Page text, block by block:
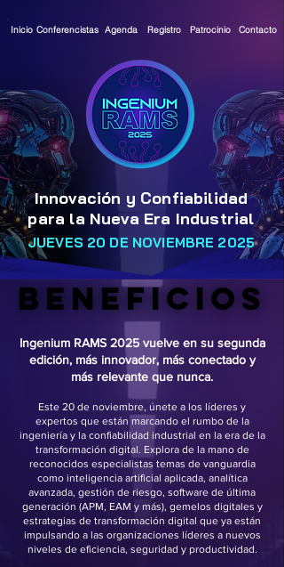
Innovación y Confiabilidad
para la Nueva Era Industrial
JUEVES 20 DE NOVIEMBRE 2025
Inicio Conferencistas Agenda Registro Patrocinio Contacto
BENEFICIOS
BENEFICIOS
Ingenium RAMS 2025 vuelve en su segunda
edición, más innovador, más conectado y
más relevante que nunca.
Este 20 de noviembre, únete a los líderes y
expertos que están marcando el rumbo de la
ingeniería y la confiabilidad industrial en la era de la
transformación digital. Explora de la mano de
reconocidos especialistas temas de vanguardia
como inteligencia artificial aplicada, analítica
avanzada, gestión de riesgo, software de última
generación (APM, EAM y más), gemelos digitales y
estrategias de transformación digital que ya están
impulsando a las organizaciones líderes a nuevos
niveles de eficiencia, seguridad y productividad.